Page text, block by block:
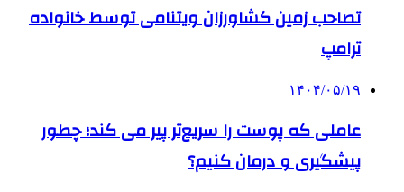
تصاحب زمین کشاورزان ویتنامی توسط خانواده
ترامپ
۱۴۰۴/۰۵/۱۹
عاملی که پوست را سریع‌تر پیر می کند؛ چطور
پیشگیری و درمان کنیم؟